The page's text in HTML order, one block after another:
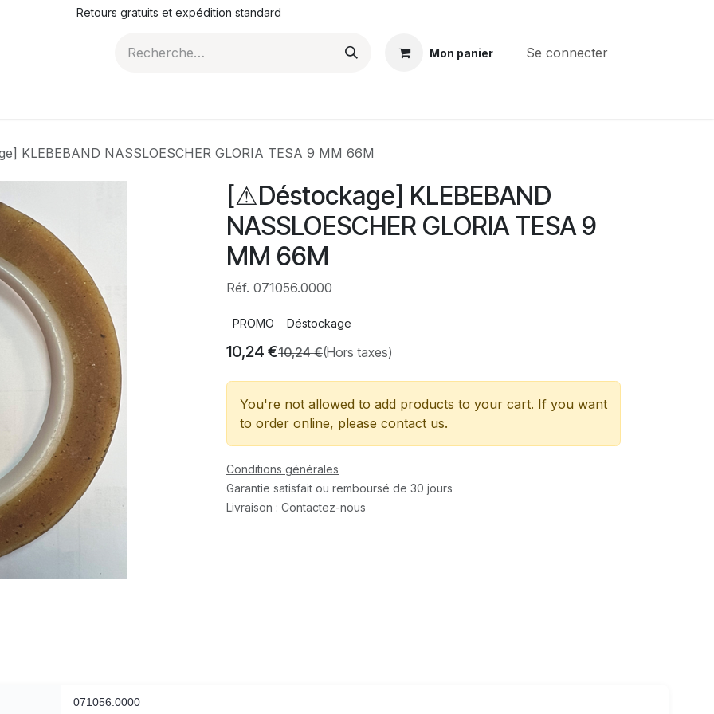
Retours gratuits et expédition standard
Mon panier Se connecter
KLEBEBAND NASSLOESCHER GLORIA TESA 9 MM 66M
[⚠Déstockage] KLEBEBAND
NASSLOESCHER GLORIA TESA 9
MM 66M
Réf. 071056.0000
PROMO Déstockage
10,24 €10,24€(Hors taxes)
You're not allowed to add products to your cart. If you want
to order online, please contact us.
Conditions générales
Garantie satisfait ou remboursé de 30 jours
Livraison : Contactez-nous
071056.0000